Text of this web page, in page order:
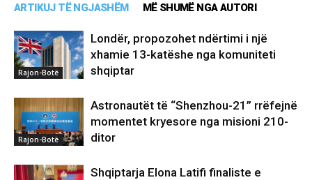
ARTIKUJ TË NGJASHËM MË SHUMË NGA AUTORI
Rajon-Botë
Londër, propozohet ndërtimi i një
xhamie 13-katëshe nga komuniteti
shqiptar
Rajon-Botë
Astronautët të “Shenzhou-21” rrëfejnë
momentet kryesore nga misioni 210-
ditor
Shqiptarja Elona Latifi finaliste e